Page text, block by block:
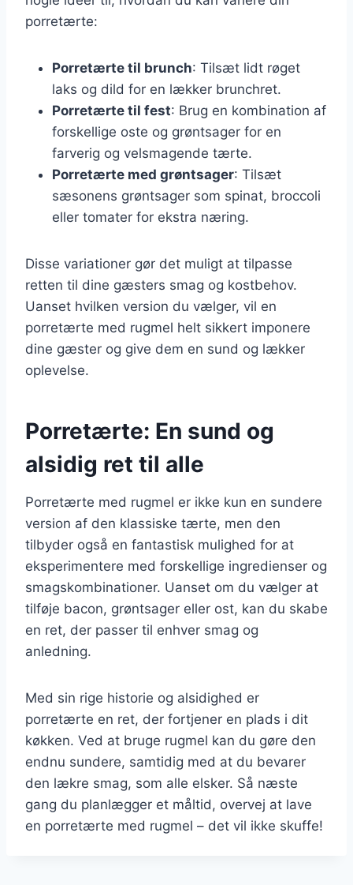
porretærte:
Porretærte til brunch: Tilsæt lidt røget
laks og dild for en lækker brunchret.
Porretærte til fest: Brug en kombination af
forskellige oste og grøntsager for en
farverig og velsmagende tærte.
Porretærte med grøntsager: Tilsæt
sæsonens grøntsager som spinat, broccoli
eller tomater for ekstra næring.
Disse variationer gør det muligt at tilpasse
retten til dine gæsters smag og kostbehov.
Uanset hvilken version du vælger, vil en
porretærte med rugmel helt sikkert imponere
dine gæster og give dem en sund og lækker
oplevelse.
Porretærte: En sund og
alsidig ret til alle
Porretærte med rugmel er ikke kun en sundere
version af den klassiske tærte, men den
tilbyder også en fantastisk mulighed for at
eksperimentere med forskellige ingredienser og
smagskombinationer. Uanset om du vælger at
tilføje bacon, grøntsager eller ost, kan du skabe
en ret, der passer til enhver smag og
anledning.
Med sin rige historie og alsidighed er
porretærte en ret, der fortjener en plads i dit
køkken. Ved at bruge rugmel kan du gøre den
endnu sundere, samtidig med at du bevarer
den lækre smag, som alle elsker. Så næste
gang du planlægger et måltid, overvej at lave
en porretærte med rugmel – det vil ikke skuffe!